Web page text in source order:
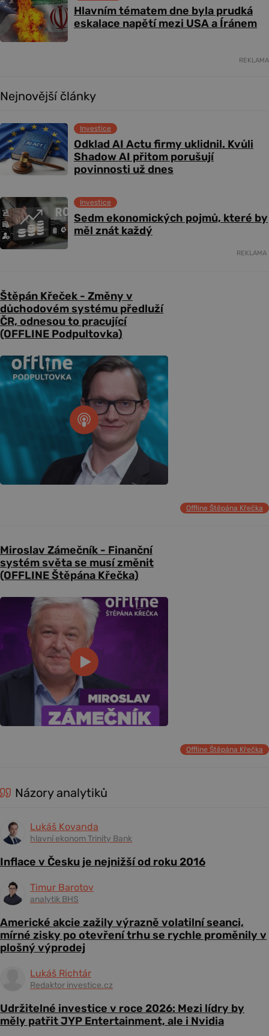
Hlavním tématem dne byla prudká
eskalace napětí mezi USA a Íránem
REKLAMA
Nejnovější články
Odklad AI Actu firmy uklidnil. Kvůli
Shadow AI přitom porušují
povinnosti už dnes
Investice
Sedm ekonomických pojmů, které by
měl znát každý
Investice
REKLAMA
Štěpán Křeček - Změny v
důchodovém systému předluží
ČR, odnesou to pracující
(OFFLINE Podpultovka)
Offline Štěpána Křečka
Miroslav Zámečník - Finanční
systém světa se musí změnit
(OFFLINE Štěpána Křečka)
Offline Štěpána Křečka
Názory analytiků
Lukáš Kovanda
hlavní ekonom Trinity Bank
Inflace v Česku je nejnižší od roku 2016
Timur Barotov
analytik BHS
Americké akcie zažily výrazně volatilní seanci,
mírné zisky po otevření trhu se rychle proměnily v
plošný výprodej
Lukáš Richtár
Redaktor investice.cz
Udržitelné investice v roce 2026: Mezi lídry by
měly patřit JYP Entertainment, ale i Nvidia